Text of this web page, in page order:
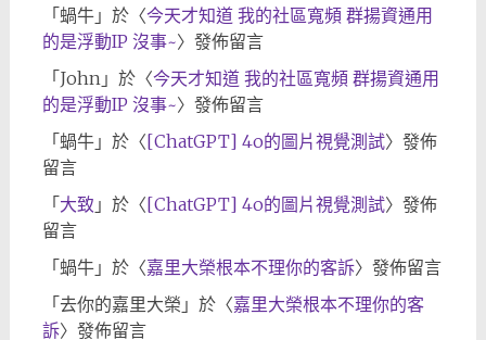
「蝸牛」於〈今天才知道 我的社區寬頻 群揚資通用
的是浮動IP 沒事~〉發佈留言
「John 」於〈今天才知道 我的社區寬頻 群揚資通用
的是浮動IP 沒事~〉發佈留言
「蝸牛」於〈[ChatGPT] 4o的圖片視覺測試〉發佈
留言
「大致 」於〈[ChatGPT] 4o的圖片視覺測試〉發佈
留言
「蝸牛」於〈嘉里大榮根本不理你的客訴〉發佈留言
「去你的嘉里大榮 」於〈嘉里大榮根本不理你的客
訴〉發佈留言